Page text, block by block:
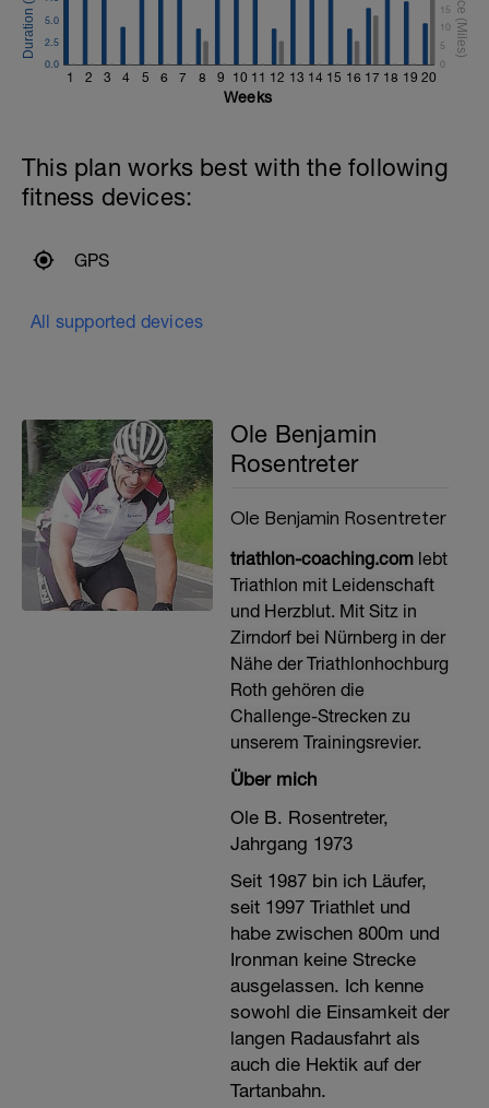
1 2 3 4 5 6 7 8 9 10 11 12 13 14 15 16 17 18 19 20
0.0
2.5
5.0
0
5
10
15
Weeks
This plan works best with the following
fitness devices:
GPS
All supported devices
Ole Benjamin
Rosentreter
Ole Benjamin Rosentreter
triathlon-coaching.comlebt
Triathlon mit Leidenschaft
und Herzblut. Mit Sitz in
Zirndorf bei Nürnberg in der
Nähe der Triathlonhochburg
Roth gehören die
Challenge-Strecken zu
unserem Trainingsrevier.
Über mich
Ole B. Rosentreter,
Jahrgang 1973
Seit 1987 bin ich Läufer,
seit 1997 Triathlet und
habe zwischen 800m und
Ironman keine Strecke
ausgelassen. Ich kenne
sowohl die Einsamkeit der
langen Radausfahrt als
auch die Hektik auf der
Tartanbahn.